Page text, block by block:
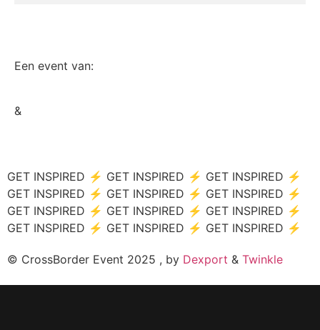
Een event van:
&
GET INSPIRED ⚡ GET INSPIRED ⚡ GET INSPIRED ⚡
GET INSPIRED ⚡ GET INSPIRED ⚡ GET INSPIRED ⚡
GET INSPIRED ⚡ GET INSPIRED ⚡ GET INSPIRED ⚡
GET INSPIRED ⚡ GET INSPIRED ⚡ GET INSPIRED ⚡
© CrossBorder Event 2025 , by Dexport & Twinkle